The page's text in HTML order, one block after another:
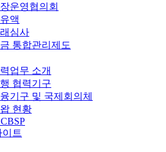
운영협의회
액
심사
통합관리제도
업무 소개
협력기구
기구 및 국제회의체
현황
이트